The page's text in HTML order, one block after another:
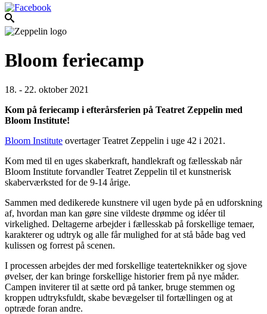
Bloom feriecamp
18. - 22. oktober 2021
Kom på feriecamp i efterårsferien på Teatret Zeppelin med
Bloom Institute!
Bloom Institute overtager Teatret Zeppelin i uge 42 i 2021.
Kom med til en uges skaberkraft, handlekraft og fællesskab når
Bloom Institute forvandler Teatret Zeppelin til et kunstnerisk
skaberværksted for de 9-14 årige.
Sammen med dedikerede kunstnere vil ugen byde på en udforskning
af, hvordan man kan gøre sine vildeste drømme og idéer til
virkelighed. Deltagerne arbejder i fællesskab på forskellige temaer,
karakterer og udtryk og alle får mulighed for at stå både bag ved
kulissen og forrest på scenen.
I processen arbejdes der med forskellige teaterteknikker og sjove
øvelser, der kan bringe forskellige historier frem på nye måder.
Campen inviterer til at sætte ord på tanker, bruge stemmen og
kroppen udtryksfuldt, skabe bevægelser til fortællingen og at
optræde foran andre.